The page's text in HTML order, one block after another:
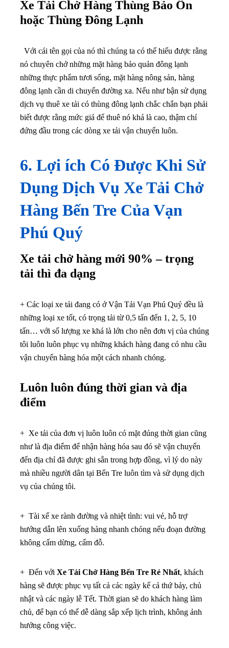
Xe Tải Chở Hàng Thùng Bảo Ôn
hoặc Thùng Đông Lạnh
Với cái tên gọi của nó thì chúng ta có thể hiểu được rằng
nó chuyên chở những mặt hàng bảo quản đông lạnh
những thực phẩm tươi sống, mặt hàng nông sản, hàng
đông lạnh cần di chuyển đường xa. Nếu như bận sử dụng
dịch vụ thuê xe tải có thùng đông lạnh chắc chắn bạn phải
biết được rằng mức giá để thuê nó khá là cao, thậm chí
đứng đầu trong các dòng xe tải vận chuyển luôn.
6. Lợi ích Có Được Khi Sử
Dụng Dịch Vụ Xe Tải Chở
Hàng Bến Tre Của Vạn
Phú Quý
Xe tải chở hàng mới 90% – trọng
tải thì đa dạng
+ Các loại xe tải đang có ở Vận Tải Vạn Phú Quý đều là
những loại xe tốt, có trọng tải từ 0,5 tấn đến 1, 2, 5, 10
tấn… với số lượng xe khá là lớn cho nên đơn vị của chúng
tôi luôn luôn phục vụ những khách hàng đang có nhu cầu
vận chuyển hàng hóa một cách nhanh chóng.
Luôn luôn đúng thời gian và địa
điểm
+ Xe tải của đơn vị luôn luôn có mặt đúng thời gian cũng
như là địa điểm để nhận hàng hóa sau đó sẽ vận chuyển
đến địa chỉ đã được ghi sẵn trong hợp đồng, vì lý do này
mà nhiều người dân tại Bến Tre luôn tìm và sử dụng dịch
vụ của chúng tôi.
+ Tài xế xe rành đường và nhiệt tình: vui vẻ, hỗ trợ
hướng dẫn lên xuống hàng nhanh chóng nếu đoạn đường
không cấm dừng, cấm đỗ.
+ Đến với Xe Tải Chở Hàng Bến Tre Rẻ Nhất, khách
hàng sẽ được phục vụ tất cả các ngày kể cả thứ bảy, chủ
nhật và các ngày lễ Tết. Thời gian sẽ do khách hàng làm
chủ, để bạn có thể dễ dàng sắp xếp lịch trình, không ảnh
hưởng công việc.